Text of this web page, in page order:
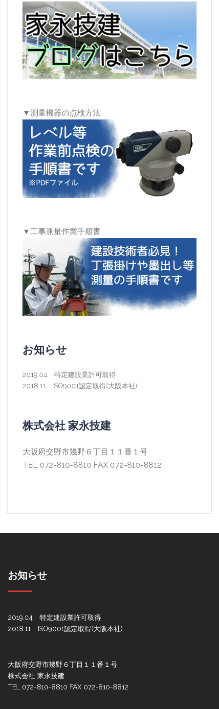
▼測量機器の点検方法
▼工事測量作業手順書
お知らせ
2019.04 特定建設業許可取得
2018.11 ISO9001認定取得(大阪本社)
株式会社 家永技建
大阪府交野市幾野６丁目１１番１号
TEL 072-810-8810 FAX 072-810-8812
お知らせ
2019.04 特定建設業許可取得
2018.11 ISO9001認定取得(大阪本社)
大阪府交野市幾野６丁目１１番１号
株式会社 家永技建
TEL 072-810-8810 FAX 072-810-8812